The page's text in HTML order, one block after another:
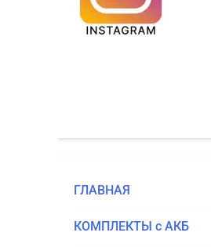
ГЛАВ­НАЯ
КОМ­ПЛЕК­ТЫ с АКБ